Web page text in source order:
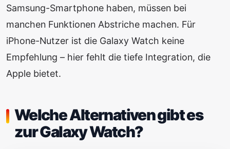
Samsung-Smartphone haben, müssen bei
manchen Funktionen Abstriche machen. Für
iPhone-Nutzer ist die Galaxy Watch keine
Empfehlung – hier fehlt die tiefe Integration, die
Apple bietet.
Welche Alternativen gibt es
zur Galaxy Watch?